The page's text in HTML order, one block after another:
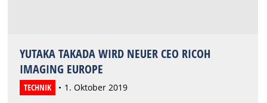
YUTAKA TAKADA WIRD NEUER CEO RICOH
IMAGING EUROPE
TECHNIK 1. Oktober 2019